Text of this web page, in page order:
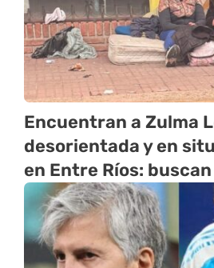
Encuentran a Zulma
desorientada y en
en Entre Ríos: